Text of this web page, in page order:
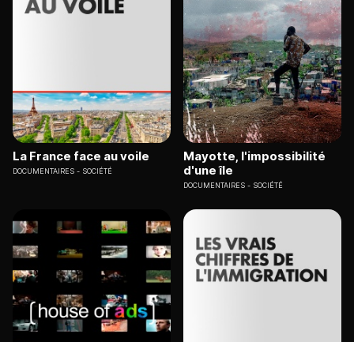
La France face au voile
DOCUMENTAIRES SOCIÉTÉ
Mayotte, l'impossibilité
d'une île
DOCUMENTAIRES SOCIÉTÉ